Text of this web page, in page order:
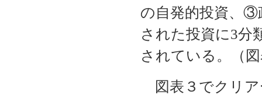
の自発的投資、③
された投資に3分
されている。（
図表３でクリア